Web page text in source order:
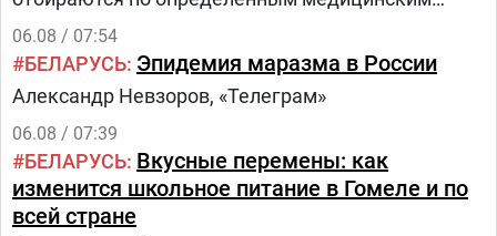
критериям из числа прикрепленного к
поликлинике населения.Путь в проекте состоит
из трех этапов:1.
06.08 / 07:54
БЕЛАРУСЬ Эпидемия маразма в России
Александр Невзоров, «Телеграм»
06.08 / 07:39
БЕЛАРУСЬ Вкусные перемены: как
изменится школьное питание в Гомеле и по
всей стране